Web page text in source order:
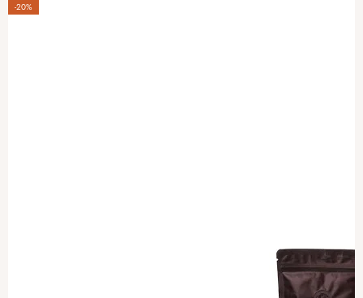
-20%